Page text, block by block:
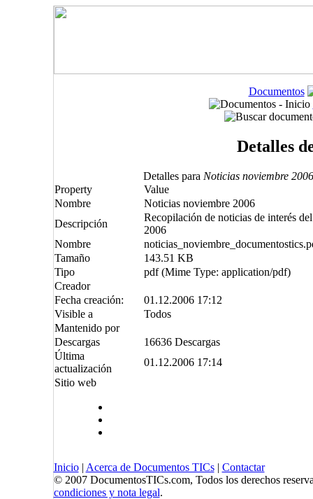
Documentos
Detalles
Detalles para Noticias noviembre 2006
Property
Value
Nombre
Noticias noviembre 2006
Descripción
Recopilación de noticias de interés
2006
Nombre
Tamaño
143.51 KB
Tipo
pdf (Mime Type: application/pdf)
Creador
Fecha creación:
01.12.2006 17:12
Visible a
Todos
Mantenido por
Descargas
16636 Descargas
Última
actualización
01.12.2006 17:14
Sitio web
Inicio| Acerca de Documentos TICs| Contactar
© 2007 DocumentosTICs.com, Todos los derechos
condiciones y nota legal.